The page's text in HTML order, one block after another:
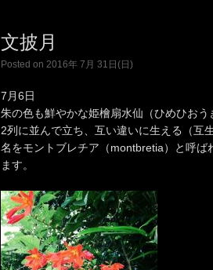
文披月
Posted on 2016年 7月 31日(日)
7月6日
朱の色も鮮やかな姫檜扇水仙（ひめひお
2列に並んで立ち、互い違いに生える（互
名をモントブレチア（montbretia）と呼ば
ます。